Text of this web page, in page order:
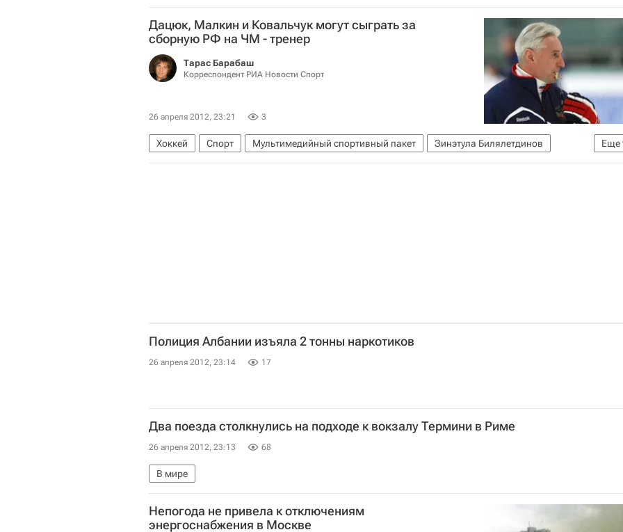
Дацюк, Малкин и Ковальчук могут сыграть за
сборную РФ на ЧМ - тренер
Тарас Барабаш
Корреспондент РИА Новости Спорт
26 апреля 2012, 23:21 3
Еще
Хоккей Спорт Мультимедийный спортивный пакет
Зинэтула Билялетдинов
Заключительный этап Евротура - Чешские хоккейные игры - завершился 29 апреля
Полиция Албании изъяла 2 тонны наркотиков
26 апреля 2012, 23:14 17
Два поезда столкнулись на подходе к вокзалу Термини в Риме
26 апреля 2012, 23:13 68
В мире
Непогода не привела к отключениям
энергоснабжения в Москве